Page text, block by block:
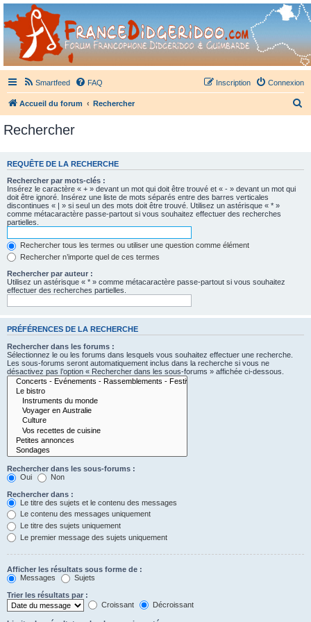
France Didgeridoo
Didgeridoo et Guimbarde sur France Didgeridoo - retrouvez la communauté.
Smartfeed FAQ Connexion
Inscription
Accueil du forum Rechercher
e
Rechercher
REQUÊTE DE LA RECHERCHE
Rechercher par mots-clés :
Insérez le caractère « + » devant un mot qui doit être trouvé et « - » devant un mot qui
doit être ignoré. Insérez une liste de mots séparés entre des barres verticales
discontinues « | » si seul un des mots doit être trouvé. Utilisez un astérisque « * »
comme métacaractère passe-partout si vous souhaitez effectuer des recherches
partielles.
Rechercher tous les termes ou utiliser une question comme élément
Rechercher n’importe quel de ces termes
Rechercher par auteur :
Utilisez un astérisque « * » comme métacaractère passe-partout si vous souhaitez
effectuer des recherches partielles.
PRÉFÉRENCES DE LA RECHERCHE
Rechercher dans les forums :
Sélectionnez le ou les forums dans lesquels vous souhaitez effectuer une recherche.
Les sous-forums seront automatiquement inclus dans la recherche si vous ne
désactivez pas l’option « Rechercher dans les sous-forums » affichée ci-dessous.
Rechercher dans les sous-forums :
Oui
Non
Rechercher dans :
Le titre des sujets et le contenu des messages
Le contenu des messages uniquement
Le titre des sujets uniquement
Le premier message des sujets uniquement
Afficher les résultats sous forme de :
Messages
Sujets
Trier les résultats par :
Croissant
Décroissant